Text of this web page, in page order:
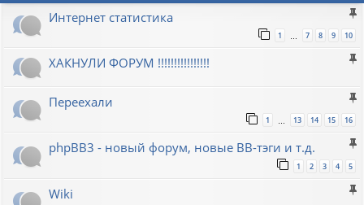
Интернет статистика
1 … 7 8 9 10
ХАКНУЛИ ФОРУМ !!!!!!!!!!!!!!!!
Переехали
1 … 13 14 15 16
phpBB3 - новый форум, новые BB-тэги и т.д.
1 2 3 4 5
Wiki